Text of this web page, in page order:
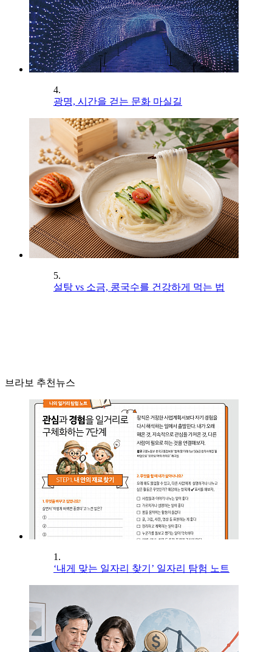
4.
광명, 시간을 걷는 문화 마실길
5.
설탕 vs 소금, 콩국수를 건강하게 먹는 법
브라보 추천뉴스
1.
‘내게 맞는 일자리 찾기’ 일자리 탐험 노트